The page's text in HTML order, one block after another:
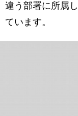
違う部署に所属
ています。